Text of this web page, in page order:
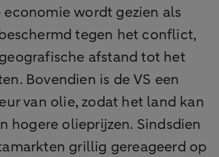
economie wordt gezien als
tegen het conflict,
afstand tot het
Bovendien is de VS een
van olie, zodat het land kan
hogere olieprijzen. Sindsdien
grillig gereageerd op